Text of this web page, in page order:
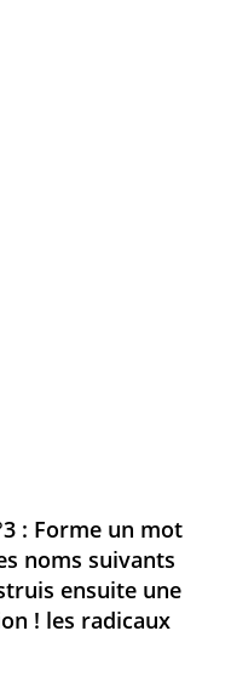
: Forme un mot
noms suivants
ensuite une
! les radicaux